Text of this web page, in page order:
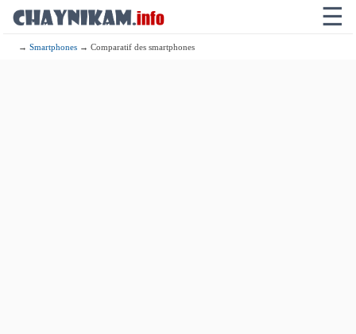
☰
→Smartphones → Comparatif des smartphones